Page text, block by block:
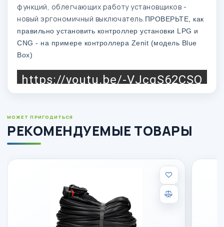
функций, облегчающих работу установщиков -
новый эргономичный выключатель. ПРОВЕРЬТЕ, как
правильно установить контроллер установки LPG и
CNG - на примере контроллера Zenit (модель Blue
Box)
https://youtu.be/-VJcgS62CSQ
МОЖЕТ ПРИГОДИТЬСЯ
РЕКОМЕНДУЕМЫЕ ТОВАРЫ